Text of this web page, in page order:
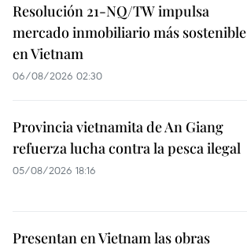
Resolución 21-NQ/TW impulsa
mercado inmobiliario más sostenible
en Vietnam
06/08/2026 02:30
Provincia vietnamita de An Giang
refuerza lucha contra la pesca ilegal
05/08/2026 18:16
Presentan en Vietnam las obras